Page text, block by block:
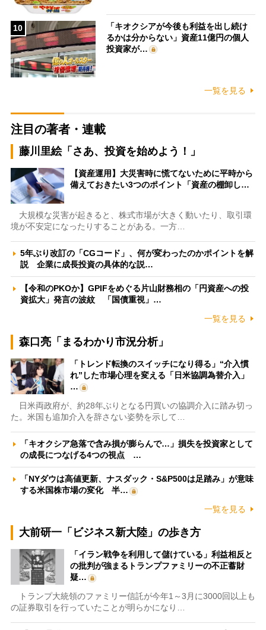
10
「キオクシアが今後も利益を出し続け
るかは分からない」資産11億円の個人
投資家が…
一覧を見る
注目の著者・連載
藤川里絵「さあ、投資を始めよう！」
【資産運用】大災害時に慌てないために平時から
備えておきたい3つのポイント「資産の棚卸し…
大規模な災害が起きると、株式市場が大きく動いたり、取引環
境が不安定になったりすることがある。一方…
5年ぶり改訂の「CGコード」、何が変わったのかポイントを解
説 企業に成長投資の具体的な説…
【令和のPKOか】GPIFをめぐる片山財務相の「円資産への投
資拡大」発言の波紋 「国債重視」…
一覧を見る
森口亮「まるわかり市況分析」
「トレンド転換のスイッチになり得る」“介入慣
れ”した市場心理を変える「日米協調為替介入」
…
日米両政府が、約28年ぶりとなる円買いの協調介入に踏み切っ
た。米国も追加介入を辞さない姿勢を示して…
「キオクシア急落で含み損が膨らんで…」損失を投資家として
の成長につなげる4つの視点 …
「NYダウは高値更新、ナスダック・S&P500は足踏み」が意味
する米国株市場の変化 半…
一覧を見る
大前研一「ビジネス新大陸」の歩き方
「イラン戦争を利用して儲けている」利益相反と
の批判が強まるトランプファミリーの不正蓄財
疑…
トランプ大統領のファミリー信託が今年1～3月に3000回以上も
の証券取引を行っていたことが明らかになり…